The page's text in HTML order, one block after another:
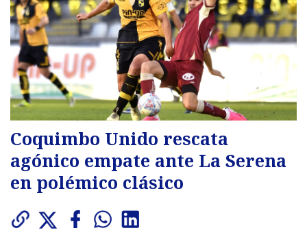
Coquimbo Unido rescata
agónico empate ante La Serena
en polémico clásico